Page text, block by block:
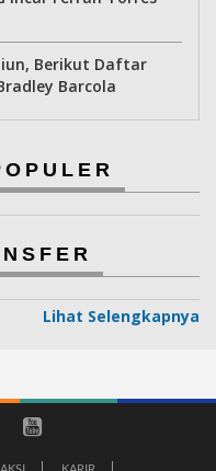
Berikut Daftar
Barcola
Lihat Selengkapnya
KARIR